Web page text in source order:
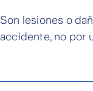
Son lesiones o
accidente, no por